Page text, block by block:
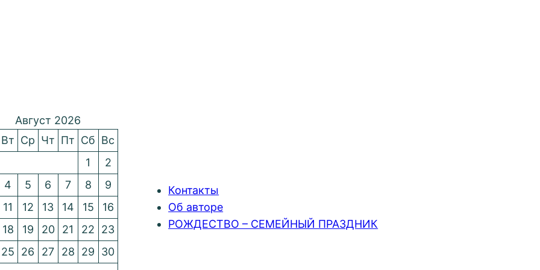
Август 2026
Вт Ср Чт Пт Сб Вс
1
2
4
5 6 7 8
9
11
12 13 14 15
16
18
19 20 21 22
23
25
26 27 28 29 30
Контакты
Об авторе
РОЖДЕСТВО – СЕМЕЙНЫЙ ПРАЗДНИК